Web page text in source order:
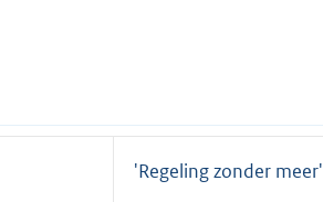
'Regeling zonder meer'